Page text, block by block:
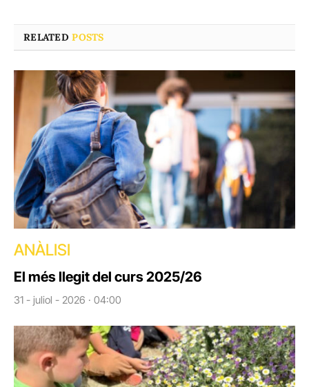
RELATEDPOSTS
ANÀLISI
El més llegit del curs 2025/26
31 - juliol - 2026 · 04:00